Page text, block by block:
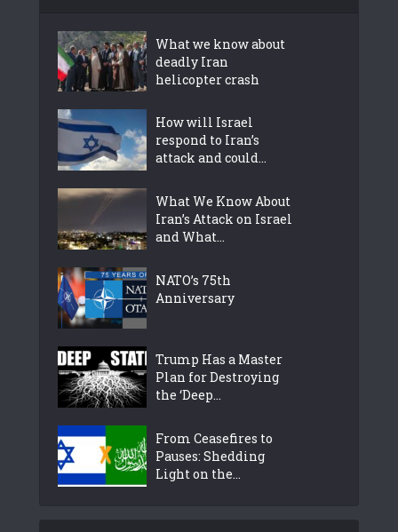
What we know about
deadly Iran
helicopter crash
How will Israel
respond to Iran’s
attack and could...
What We Know About
Iran’s Attack on Israel
and What...
NATO’s 75th
Anniversary
Trump Has a Master
Plan for Destroying
the ‘Deep...
From Ceasefires to
Pauses: Shedding
Light on the...